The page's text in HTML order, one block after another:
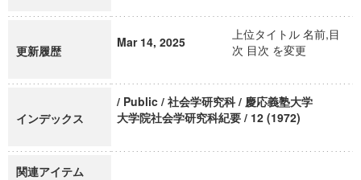
更新履歴
Mar 14, 2025
上位タイトル 名前,目
次 目次 を変更
インデックス
/ Public / 社会学研究科 / 慶応義塾大学
大学院社会学研究科紀要 / 12 (1972)
関連アイテム